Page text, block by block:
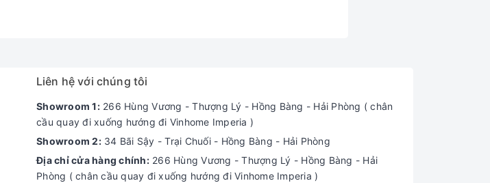
Liên hệ với chúng tôi
Showroom 1:266 Hùng Vương - Thượng Lý - Hồng Bàng - Hải Phòng ( chân
cầu quay đi xuống hướng đi Vinhome Imperia )
Showroom 2:34 Bãi Sậy - Trại Chuối - Hồng Bàng - Hải Phòng
Địa chỉ cửa hàng chính:266 Hùng Vương - Thượng Lý - Hồng Bàng - Hải
Phòng ( chân cầu quay đi xuống hướng đi Vinhome Imperia )